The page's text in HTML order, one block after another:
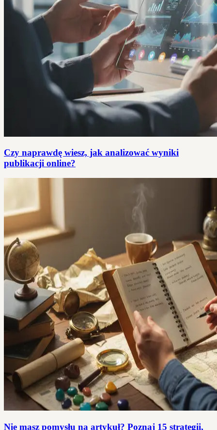
Czy naprawdę wiesz, jak analizować wyniki
publikacji online?
Nie masz pomysłu na artykuł? Poznaj 15 strategii,